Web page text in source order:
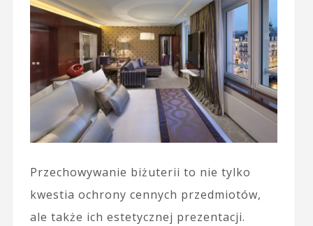
Przechowywanie biżuterii to nie tylko
kwestia ochrony cennych przedmiotów,
ale także ich estetycznej prezentacji.